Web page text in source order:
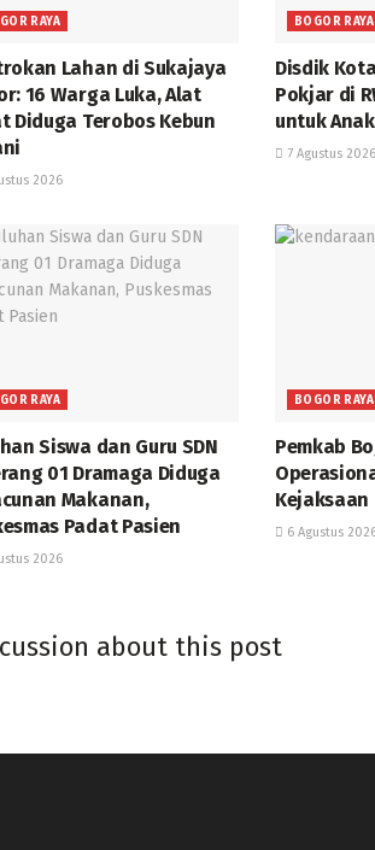
RAYA
Lahan di Sukajaya
16 Warga Luka, Alat
Diduga Terobos Kebun
2026
BOGOR RAYA
Disdik
Pokjar di
untuk
7 Agustus 2026
RAYA
Siswa dan Guru SDN
01 Dramaga Diduga
Makanan,
Padat Pasien
2026
BOGOR RAYA
Pemkab
Kejaksaan
6 Agustus
about this post